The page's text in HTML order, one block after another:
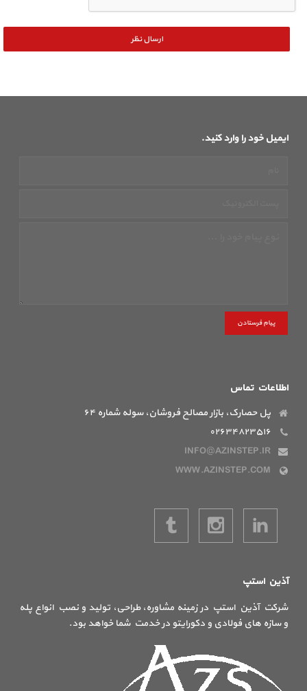
ایمیل خود را وارد کنید.
پیام فرستادن
اطلاعات تماس
پل حصارک، بازار مصالح فروشان، سوله شماره ۶۴
۰۲۶۳۴۸۲۳۵۱۶
INFO@AZINSTEP.IR
WWW.AZINSTEP.COM
آذین استپ
شرکت آذین استپ در زمینه مشاوره، طراحی، تولید و نصب انواع پله
و سازه های فولادی و دکورایتو در خدمت شما خواهد بود.